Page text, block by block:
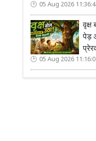
05 Aug 2026
पेड़
05 Aug 2026